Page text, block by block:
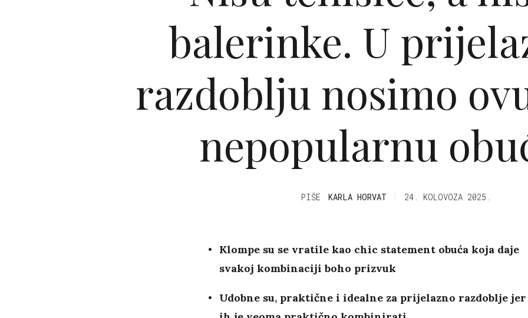
balerinke. U
razdoblju nosimo
nepopularnu
PIŠE KARLA HORVAT 24. KOLOVOZA 2025.
Klompe su se vratile kao chic statement obuća koja daje
svakoj kombinaciji boho prizvuk
Udobne su, praktične i idealne za prijelazno razdoblje jer